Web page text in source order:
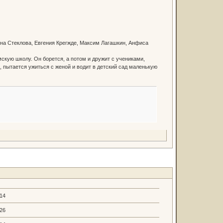
Стеклова, Евгения Крегжде, Максим Лагашкин, Анфиса
школу. Он борется, а потом и дружит с учениками,
ужиться с женой и водит в детский сад маленькую